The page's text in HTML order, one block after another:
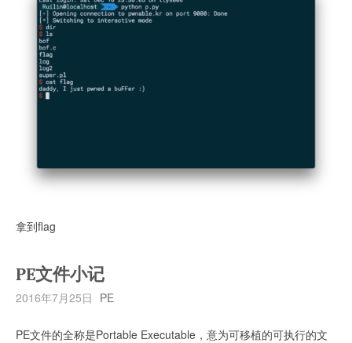
拿到flag
PE文件小记
2016年7月25日 PE
PE文件的全称是Portable Executable，意为可移植的可执行的文